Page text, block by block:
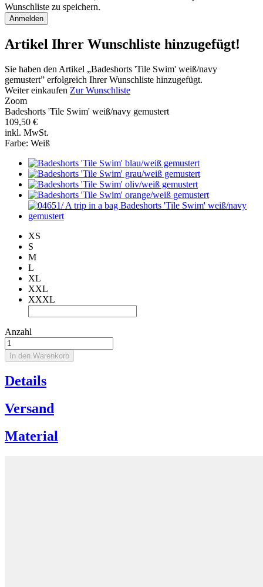
Wunschliste zu speichern.
Anmelden
Artikel Ihrer Wunschliste hinzugefügt!
Sie haben den Artikel „Badeshorts 'Tile Swim' weiß/navy
gemustert” erfolgreich Ihrer Wunschliste hinzugefügt.
Weiter einkaufen Zur Wunschliste
Zoom
Badeshorts 'Tile Swim' weiß/navy gemustert
109,50 €
inkl. MwSt.
Farbe: Weiß
XS
S
M
L
XL
XXL
XXXL
Anzahl
In den Warenkorb
Details
Versand
Material